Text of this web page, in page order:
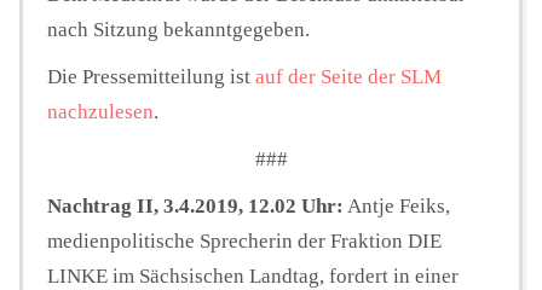
nach Sitzung bekanntgegeben.
Die Pressemitteilung ist auf der Seite der SLM
nachzulesen.
###
Nachtrag II, 3.4.2019, 12.02 Uhr: Antje Feiks,
medienpolitische Sprecherin der Fraktion DIE
LINKE im Sächsischen Landtag, fordert in einer